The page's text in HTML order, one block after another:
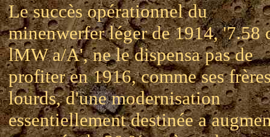
Le succès opérationnel du
minenwerfer léger de 1914, '7.58
lMW a/A', ne le dispensa pas de
profiter en 1916, comme ses
lourds, d'une modernisation
essentiellement destinée a